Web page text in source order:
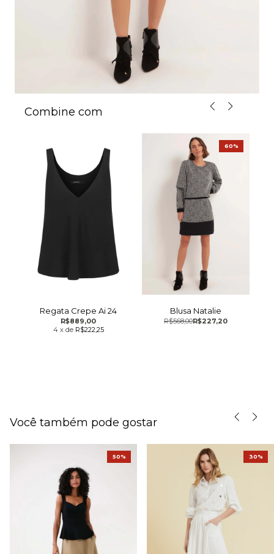
Combine com
Regata Crepe Ai 24
R$889,00
4 x de R$222,25
Blusa Natalie
R$227,20
R$568,00
60%
Você também pode gostar
50% 30%